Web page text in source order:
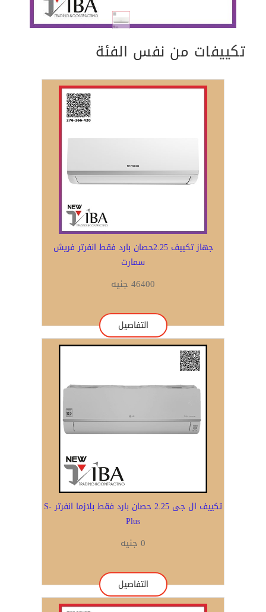
تكييفات من نفس الفئة
جهاز تكييف 2.25حصان بارد فقط انفرتر فريش
سمارت
46400 جنيه
التفاصيل
تكييف ال جى 2.25 حصان بارد فقط بلازما انفرتر S-
Plus
0 جنيه
التفاصيل